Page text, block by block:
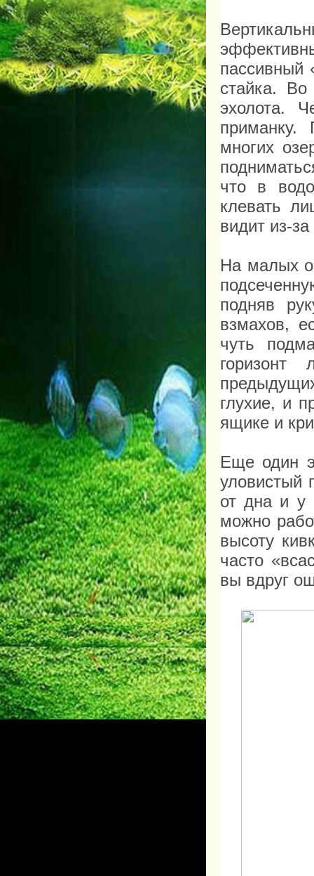
пассивный
стайка.
эхолота.
приманку.
многих
что в
клевать
видит из-за
На малых
подняв
взмахов,
чуть
глухие, и
ящике и
Еще один
уловистый
от дна и у
можно
высоту
часто
вы вдруг